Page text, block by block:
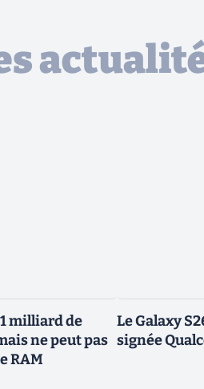
milliard de
ne peut pas
RAM
Le Galaxy
signée